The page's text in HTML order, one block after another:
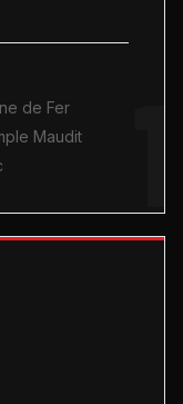
de Fer
Maudit